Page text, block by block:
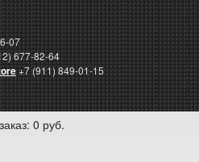
07
677-82-64
+7 (911) 849-01-15
0 руб.